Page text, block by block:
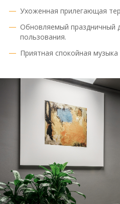
Ухоженная прилегающая
Обновляемый праздничный
пользования.
Приятная спокойная музыка